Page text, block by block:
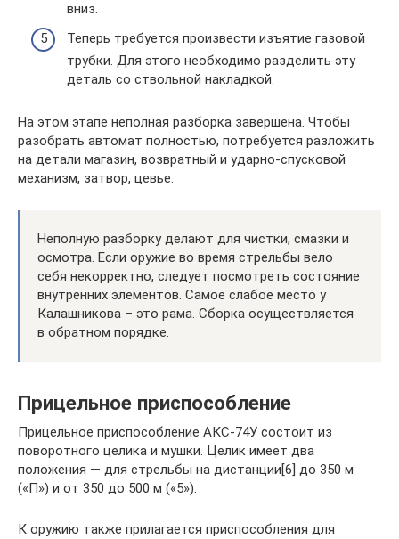
вниз.
Теперь требуется произвести изъятие газовой
трубки. Для этого необходимо разделить эту
деталь со ствольной накладкой.
На этом этапе неполная разборка завершена. Чтобы
разобрать автомат полностью, потребуется разложить
на детали магазин, возвратный и ударно-спусковой
механизм, затвор, цевье.
Неполную разборку делают для чистки, смазки и
осмотра. Если оружие во время стрельбы вело
себя некорректно, следует посмотреть состояние
внутренних элементов. Самое слабое место у
Калашникова – это рама. Сборка осуществляется
в обратном порядке.
Прицельное приспособление
Прицельное приспособление АКС-74У состоит из
поворотного целика и мушки. Целик имеет два
положения — для стрельбы на дистанции[6] до 350 м
(«П») и от 350 до 500 м («5»).
К оружию также прилагается приспособления для